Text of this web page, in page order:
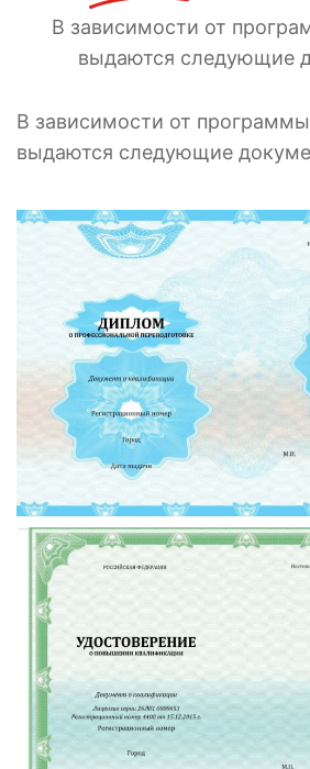
В зависимости от
выдаются следующие
В зависимости от
выдаются следующие